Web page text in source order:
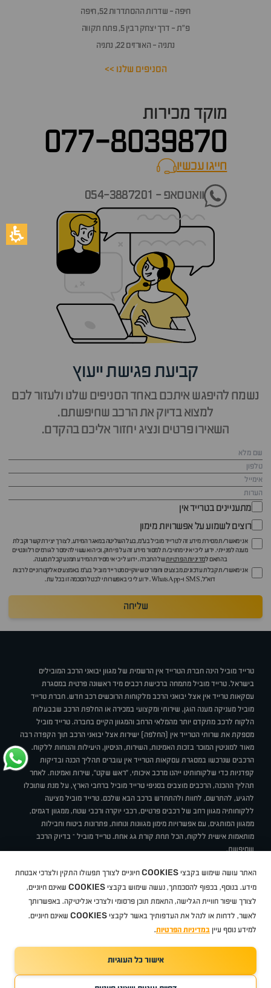
חיפה - שדרות ההסתדרות 52, חיפה
פ״ת - דרך יצחק רבין 5, פתח תקווה
נתניה - האורזים 22, נתניה
הסניפים שלנו >>
מוקד מכירות
077-8039870
חייגו עכשיוcall now
וואטסאפ - 054-3887201
קביעת פגישת ייעוץ
נשמח להיפגש איתכם באחד הסניפים שלנו ולעזור לכם
למצוא בדיוק את הרכב שחיפשתם.
השאירו פרטים ונציג יחזור אליכם בהקדם.
מתעניינים בטרייד אין
רוצים לשמוע על אפשרויות מימון
אני מאשר/ת מסירת מידע זה לטרייד מוביל בע"מ, בעל השליטה במאגר המידע, לצורך יצירת קשר וקבלת
מענה לפנייתי. ידוע לי כי איני מחויב/ת למסור מידע זה על פי חוק, וכי הוא עשוי להימסר לגורמים רלוונטיים
בהתאם למדיניות הפרטיותשל החברה. ידוע לי כי אי מסירת המידע תמנע קבלת מענה.
אני מאשר/ת קבלת עדכונים, מבצעים וחומרים שיווקיים מטרייד מוביל בע"מ באמצעים אלקטרוניים לרבות
דוא״ל, SMS ו-WhatsApp. ידוע לי כי באפשרותי לבטל הסכמה זו בכל עת.
שליחה
טרייד מוביל הינה חברת הטרייד אין הרשמית של מגוון יבואני הרכב המובילים
בישראל. טרייד מוביל מתמחה ברכישת רכבים מיד ראשונה פרטית במסגרת
עסקאות טרייד אין אצל יבואני הרכב מלקוחות הרוכשים רכב חדש. חברת טרייד
מוביל מעניקה מענה הוגן, שירותי ומקצועי במכירה או החלפת הרכב שבבעלות
הלקוח לרכב מתקדם יותר מהמלאי הרחב והמגוון הקיים בחברה. טרייד מוביל
מספקת את שרותי הטרייד אין (החלפה) ישירות אצל יבואני הרכב תוך הקפדה רבה
מאוד למוניטין המוכר בזכות האמינות, השירות, הניסיון, היעילות והנוחות ללקוח.
הרכבים שנרכשו במסגרת עסקאות הטרייד אין עוברים תהליך הכנה ובדיקות
קפדניות כדי שלקוחותינו ייהנו מרכב איכותי, "ראש שקט", שירות ואמינות. לאחר
תהליך ההכנה, הרכבים מוצבים בסניפי טרייד מוביל ברחבי הארץ, על מנת שתוכלו
להגיע, להתרשם, לחוות ולהתחדש ברכב הבא שלכם. טרייד מוביל מציעה
ללקוחותיה מגוון רחב של רכבים פרטיים, רכבי יוקרה ורכבי שטח, ממגוון דגמים,
ממגוון המותגים, עם אפשרויות מימון מגוונות ונוחות, פתרונות ביטוח וחבילות
מותאמות אישית ללקוח, הכל תחת קורת גג אחת. טרייד מוביל – בדיוק הרכב
שחיפשת.
תקנוןBUY BACKמבצעיםמגזין טרייד מובילאיך זה עובד? דרושים
ניהול העדפות עוגיות
סיטרואן אופלפיג'וMG
Geelyמזדהבי ווי דיצ'רי טסלהניסאןטויוטהדאצ'יהפולקסווגןטסלה
ב מ וולקסוסאאודיסקודהיונדאירנושברולט
TradeMobile instagram
TradeMobile facebook
האתר עושה שימוש בקבצי COOKIES חיוניים לצורך תפעולו התקין ולצרכי אבטחת
מידע. בנוסף, בכפוף להסכמתך, נעשה שימוש בקבצי COOKIES שאינם חיוניים,
לצורך שיפור חוויית הגלישה, התאמת תוכן פרסומי ולצרכי אנליטיקה. באפשרותך
לאשר, לדחות או לנהל את העדפותיך באשר לקבצי COOKIES שאינם חיוניים.
למידע נוסף עיין במדיניות הפרטיות.
אישור כל העוגיות